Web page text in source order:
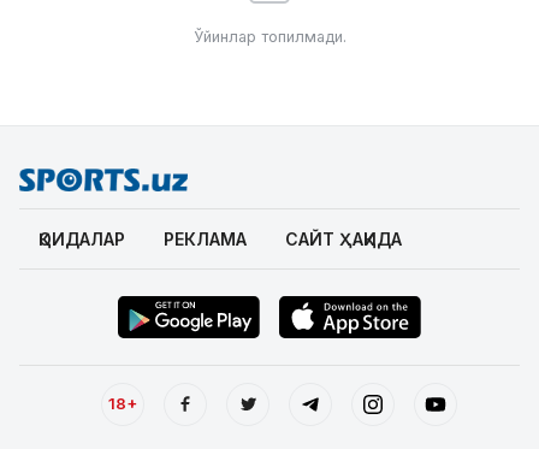
Ўйинлар топилмади.
ҚОИДАЛАР РЕКЛАМА САЙТ ҲАҚИДА
18+